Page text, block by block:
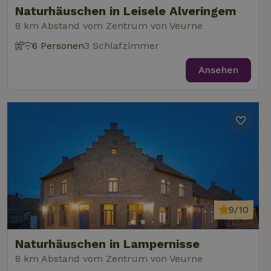
Naturhäuschen in Leisele Alveringem
8 km Abstand vom Zentrum von Veurne
6 Personen3 Schlafzimmer
Ansehen
Naturhäuschen in Lampernisse
8 km Abstand vom Zentrum von Veurne
9/10
festzustellen,
_nhft_user-create-account www.naturhaeuschen.de
_nhftconstraint_privacy-
_nhft_translations www.naturhaeuschen.de